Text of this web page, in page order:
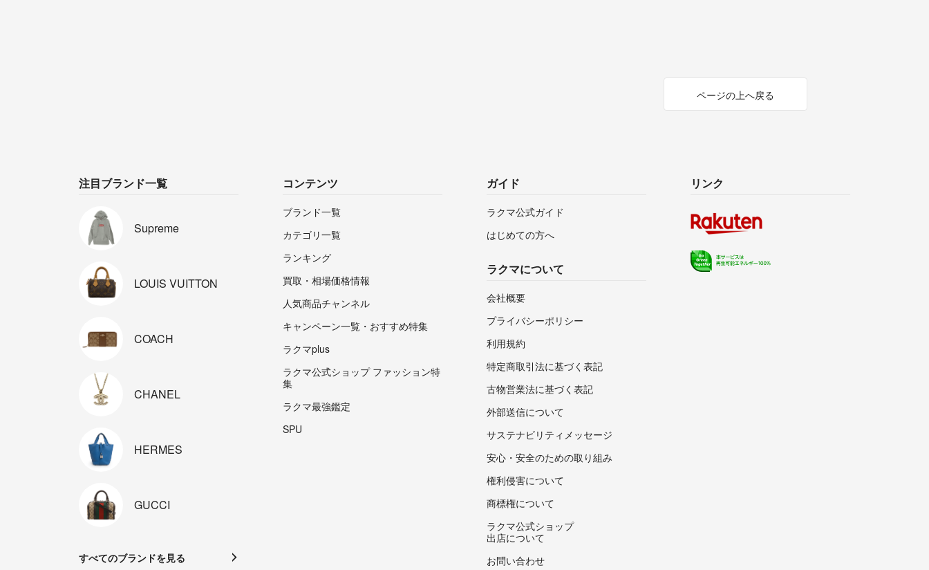
ページの上へ戻る
注目ブランド一覧
Supreme
LOUIS VUITTON
COACH
CHANEL
HERMES
GUCCI
すべてのブランドを見る
コンテンツ
ブランド一覧
カテゴリ一覧
ランキング
買取・相場価格情報
人気商品チャンネル
キャンペーン一覧・おすすめ特集
ラクマplus
ラクマ公式ショップ ファッション特
集
ラクマ最強鑑定
SPU
ガイド
ラクマ公式ガイド
はじめての方へ
ラクマについて
会社概要
プライバシーポリシー
利用規約
特定商取引法に基づく表記
古物営業法に基づく表記
外部送信について
サステナビリティメッセージ
安心・安全のための取り組み
権利侵害について
商標権について
ラクマ公式ショップ
出店について
お問い合わせ
リンク